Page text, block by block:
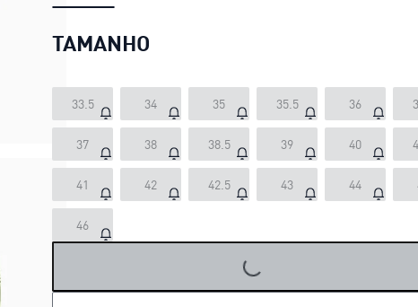
TAMANHO
33.5 34 35 35.5 36
37 38 38.5 39 40
41 42 42.5 43 44
46